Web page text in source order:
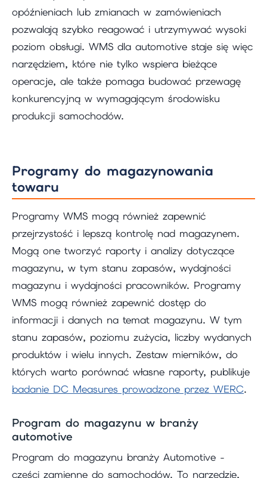
opóźnieniach lub zmianach w zamówieniach
pozwalają szybko reagować i utrzymywać wysoki
poziom obsługi. WMS dla automotive staje się więc
narzędziem, które nie tylko wspiera bieżące
operacje, ale także pomaga budować przewagę
konkurencyjną w wymagającym środowisku
produkcji samochodów.
Programy do magazynowania
towaru
Programy WMS mogą również zapewnić
przejrzystość i lepszą kontrolę nad magazynem.
Mogą one tworzyć raporty i analizy dotyczące
magazynu, w tym stanu zapasów, wydajności
magazynu i wydajności pracowników. Programy
WMS mogą również zapewnić dostęp do
informacji i danych na temat magazynu. W tym
stanu zapasów, poziomu zużycia, liczby wydanych
produktów i wielu innych. Zestaw mierników, do
których warto porównać własne raporty, publikuje
badanie DC Measures prowadzone przez WERC.
Program do magazynu w branży
automotive
Program do magazynu branży Automotive -
części zamienne do samochodów. To narzędzie,